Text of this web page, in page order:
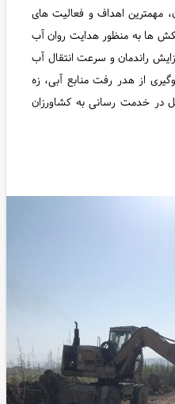
مهمترین اهداف و فعالیت های
ها به منظور هدایت روان آب
راندمان و سرعت انتقال آب
از هدر رفت منابع آبی، زه
خدمت رسانی به کشاورزان